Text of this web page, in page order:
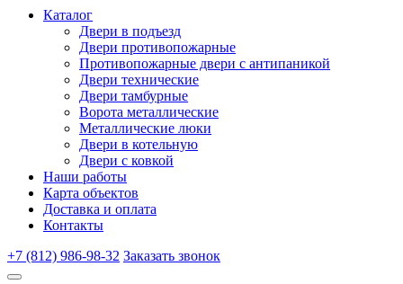
Каталог
Двери в подъезд
Двери противопожарные
Противопожарные двери с антипаникой
Двери технические
Двери тамбурные
Ворота металлические
Металлические люки
Двери в котельную
Двери с ковкой
Наши работы
Карта объектов
Доставка и оплата
Контакты
+7 (812) 986-98-32 Заказать звонок